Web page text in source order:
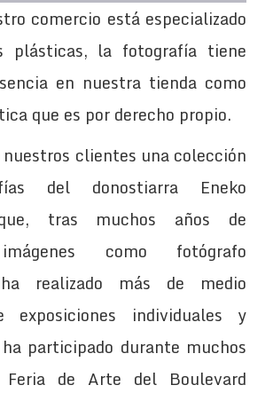
comercio está especializado
plásticas, la fotografía tiene
en nuestra tienda como
que es por derecho propio.
nuestros clientes una colección
del donostiarra Eneko
tras muchos años de
como fotógrafo
realizado más de medio
exposiciones individuales y
participado durante muchos
de Arte del Boulevard